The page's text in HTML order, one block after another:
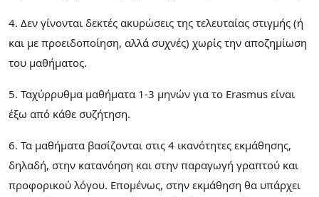
4. Δεν γίνονται δεκτές ακυρώσεις της τελευταίας στιγμής (ή
και με προειδοποίηση, αλλά συχνές) χωρίς την αποζημίωση
του μαθήματος.
5. Ταχύρρυθμα μαθήματα 1-3 μηνών για το Erasmus είναι
έξω από κάθε συζήτηση.
6. Τα μαθήματα βασίζονται στις 4 ικανότητες εκμάθησης,
δηλαδή, στην κατανόηση και στην παραγωγή γραπτού και
προφορικού λόγου. Επομένως, στην εκμάθηση θα υπάρχει